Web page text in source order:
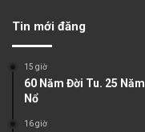
Tin mới đăng
15 giờ
60 Năm Đời Tu. 25
Nổ
16 giờ